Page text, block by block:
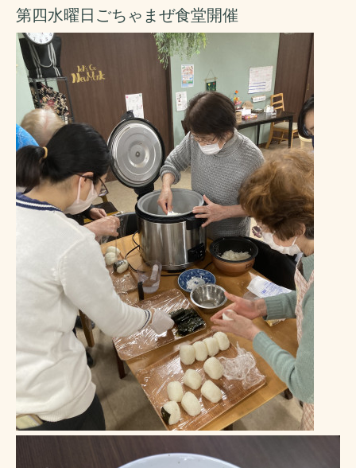
第四水曜日ごちゃまぜ食堂開催